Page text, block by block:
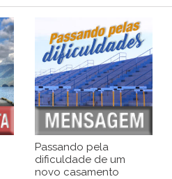
Passando pela
dificuldade de um
novo casamento